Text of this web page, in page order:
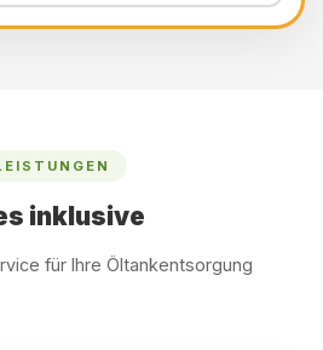
inklusive
für Ihre Öltankentsorgung